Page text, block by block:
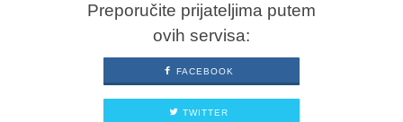
Preporučite prijateljima putem
ovih servisa:
FACEBOOK
TWITTER